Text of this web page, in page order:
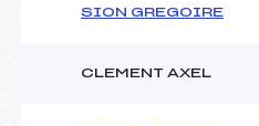
SION GREGOIRE
CLEMENT AXEL